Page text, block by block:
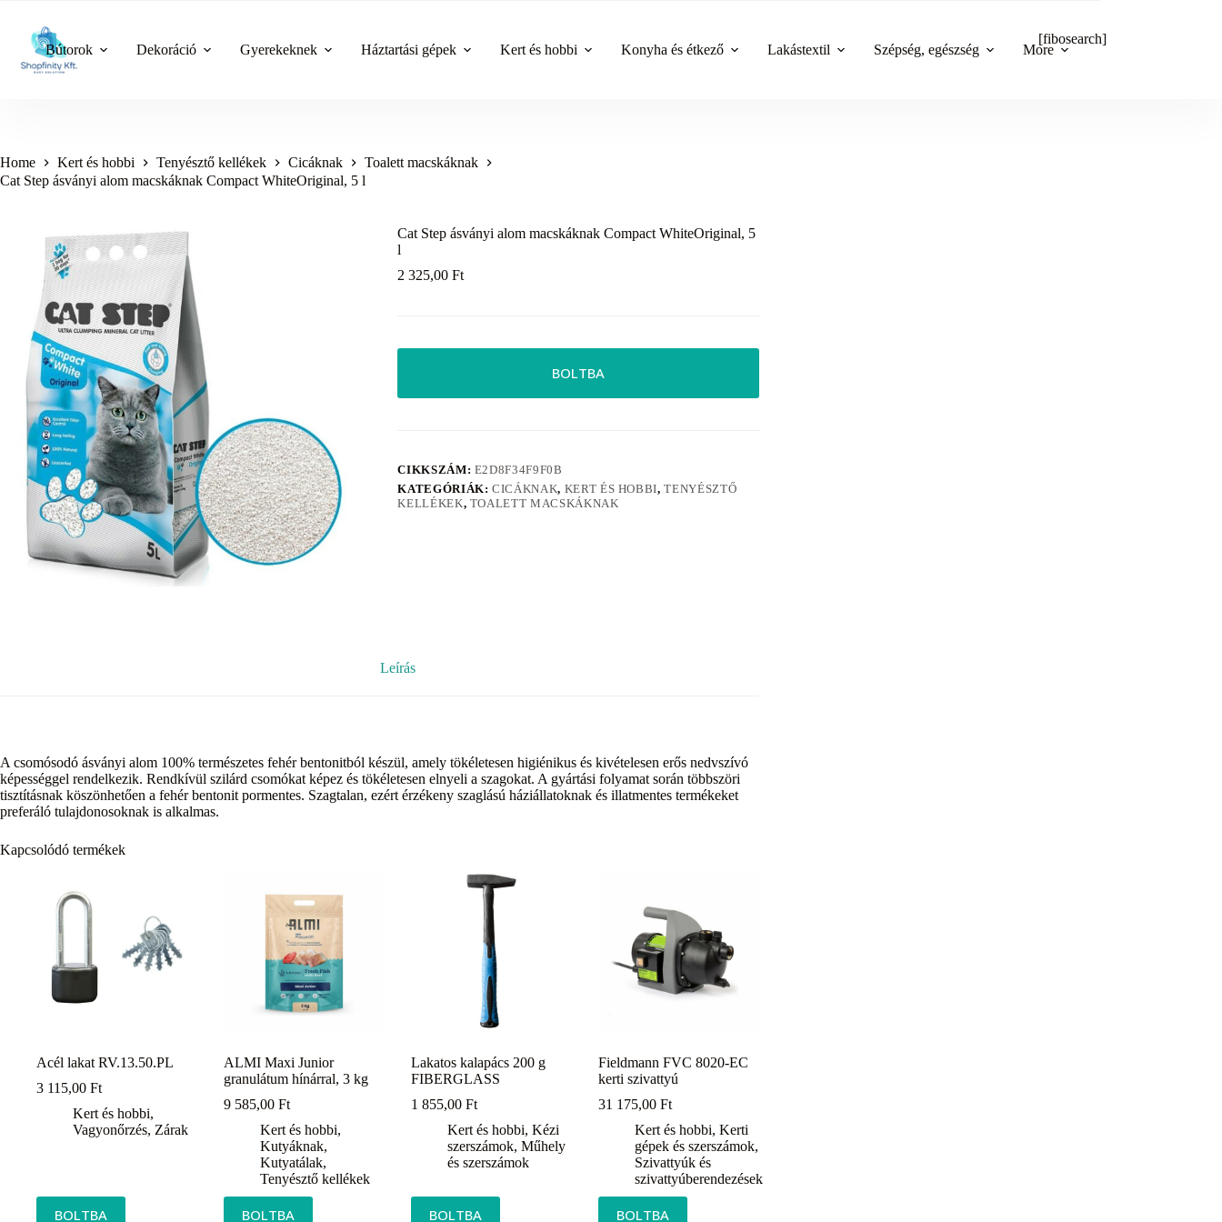
content
Bútorok Dekoráció Gyerekeknek Háztartási gépek Kert és hobbi Konyha és étkező Lakástextil Szépség, egészség More
[fibosearch]
Home Kert és hobbi Tenyésztő kellékek Cicáknak
Toalett macskáknak
Cat Step ásványi alom macskáknak Compact WhiteOriginal, 5 l
Cat Step ásványi alom macskáknak Compact WhiteOriginal, 5
l
2 325,00Ft
BOLTBA
CIKKSZÁM: E2D8F34F9F0B
KATEGÓRIÁK:CICÁKNAK, KERT ÉS HOBBI,TENYÉSZTŐ
KELLÉKEK, TOALETT MACSKÁKNAK
Leírás
A csomósodó ásványi alom 100% természetes fehér bentonitból készül, amely tökéletesen higiénikus és kivételesen erős nedvszívó
képességgel rendelkezik. Rendkívül szilárd csomókat képez és tökéletesen elnyeli a szagokat. A gyártási folyamat során többszöri
tisztításnak köszönhetően a fehér bentonit pormentes. Szagtalan, ezért érzékeny szaglású háziállatoknak és illatmentes termékeket
preferáló tulajdonosoknak is alkalmas.
Kapcsolódó termékek
Acél lakat RV.13.50.PL
3 115,00 Ft
Kert és hobbi,
Vagyonőrzés, Zárak
BOLTBA
ALMI Maxi Junior
granulátum hínárral, 3 kg
9 585,00Ft
Kert és hobbi,
Kutyáknak,
Kutyatálak,
Tenyésztő kellékek
BOLTBA
Lakatos kalapács 200 g
FIBERGLASS
1 855,00Ft
Kert és hobbi,Kézi
szerszámok,Műhely
és szerszámok
BOLTBA
Fieldmann FVC 8020-EC
kerti szivattyú
31 175,00Ft
Kert és hobbi,Kerti
gépek és szerszámok,
Szivattyúk és
szivattyúberendezések
BOLTBA